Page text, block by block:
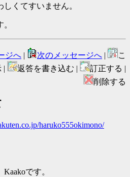
くてすいません。
ジへ | 次のメッセージへ |
こ
|
返答を書き込む |
訂正する |
削除する
haruko555okimono/
です。